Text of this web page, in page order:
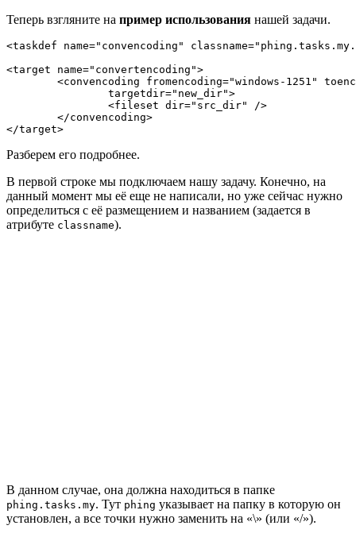
Теперь взгляните на пример использования нашей задачи.
<taskdef name="convencoding"
<target name="convertencoding">
</target>
Разберем его подробнее.
В первой строке мы подключаем нашу задачу. Конечно, на
данный момент мы её еще не написали, но уже сейчас нужно
определиться с её размещением и названием (задается в
атрибуте classname).
В данном случае, она должна находиться в папке
phing.tasks.my. Тут phing указывает на папку в которую он
установлен, а все точки нужно заменить на «\» (или «/»).